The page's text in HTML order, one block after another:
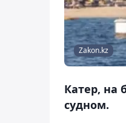
Zakon.kz
Катер, на
судном.